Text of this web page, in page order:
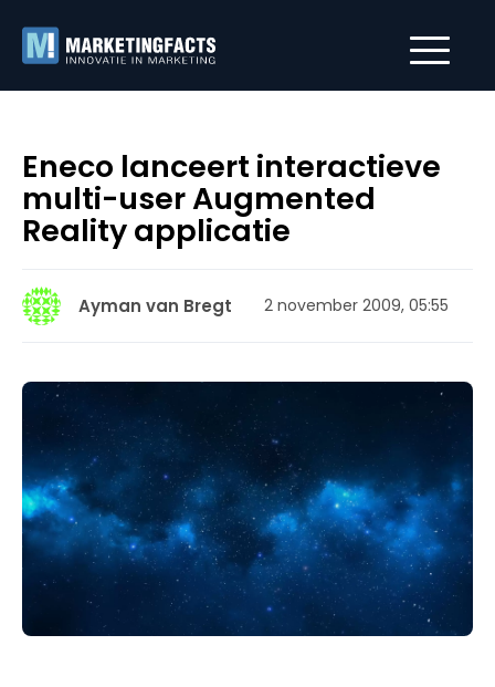
Eneco lanceert interactieve
multi-user Augmented
Reality applicatie
Ayman van Bregt 2 november 2009, 05:55